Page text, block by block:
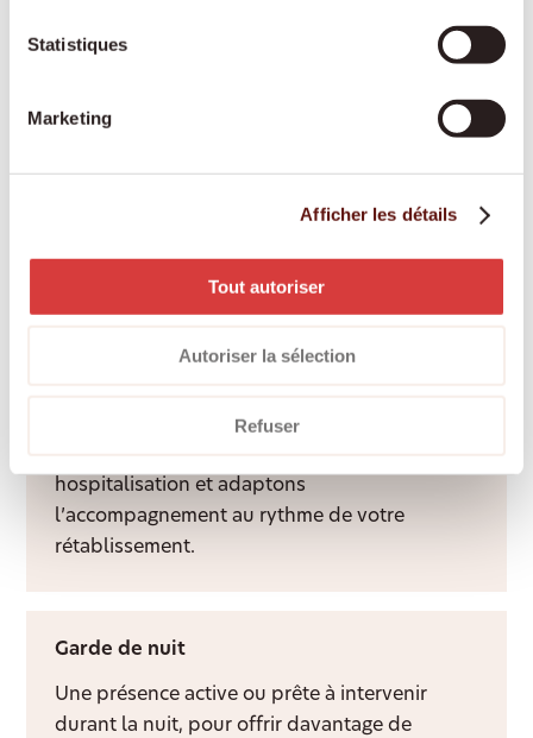
Statistiques
Marketing
Afficher les détails
Tout autoriser
Autoriser la sélection
Refuser
apporte structure, sécurité et repères au
quotidien, dans le respect des habitudes de
apportent du lien social, de la structure et
hospitalisation et adaptons
l’accompagnement au rythme de votre
rétablissement.
Garde de nuit
Une présence active ou prête à intervenir
durant la nuit, pour offrir davantage de